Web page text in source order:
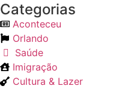
Categorias
Aconteceu
Orlando
Saúde
Imigração
Cultura & Lazer